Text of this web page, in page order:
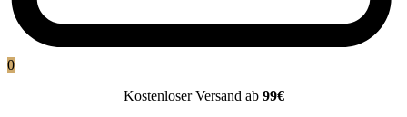
0
Kostenloser Versand ab 99€